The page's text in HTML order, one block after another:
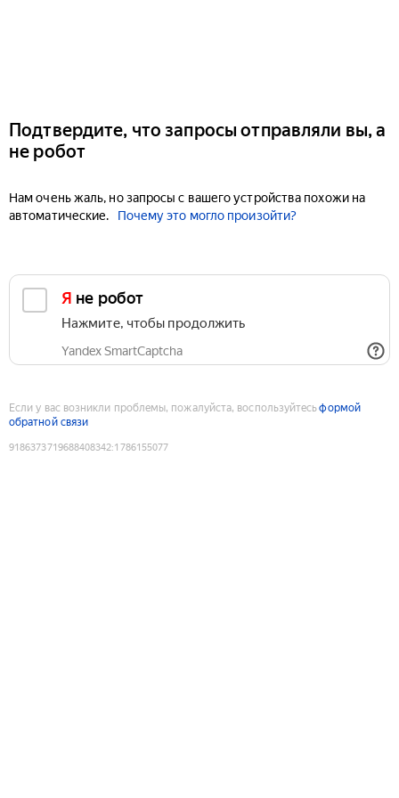
Подтвердите, что запросы отправляли вы, а
не робот
Нам очень жаль, но запросы с вашего устройства похожи на
автоматические.
Почему это могло произойти?
Я не робот
Нажмите, чтобы продолжить
Yandex SmartCaptcha
Если у вас возникли проблемы, пожалуйста, воспользуйтесьформой
обратной связи
9186373719688408342:1786155077